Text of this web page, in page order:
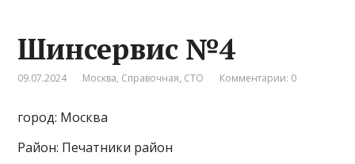
Шинсервис №4
09.07.2024 Москва, Справочная, СТО Комментарии: 0
город: Москва
Район: Печатники район